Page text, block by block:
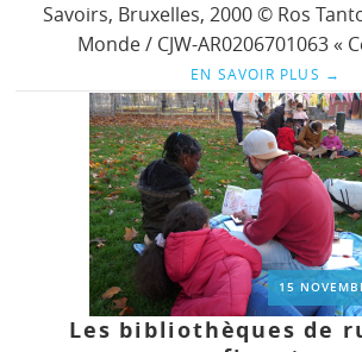
Savoirs, Bruxelles, 2000 © Ros
Monde / CJW-AR0206701063 «
EN SAVOIR PLUS →
15
Les bibliothèques de